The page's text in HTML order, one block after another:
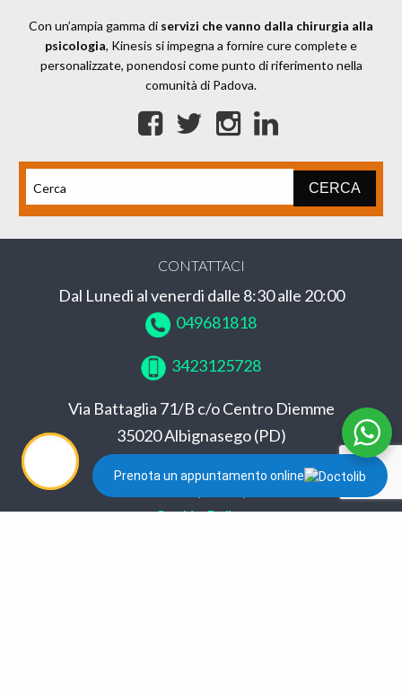
Con un’ampia gamma di servizi che vanno dalla chirurgia alla
psicologia, Kinesis si impegna a fornire cure complete e
personalizzate, ponendosi come punto di riferimento nella
comunità di Padova.
CONTATTACI
Dal Lunedi al venerdi dalle 8:30 alle 20:00
049681818
3423125728
Via Battaglia 71/B c/o Centro Diemme
35020 Albignasego (PD)
Privacy Policy
Cookie Policy
Prenota un appuntamento online